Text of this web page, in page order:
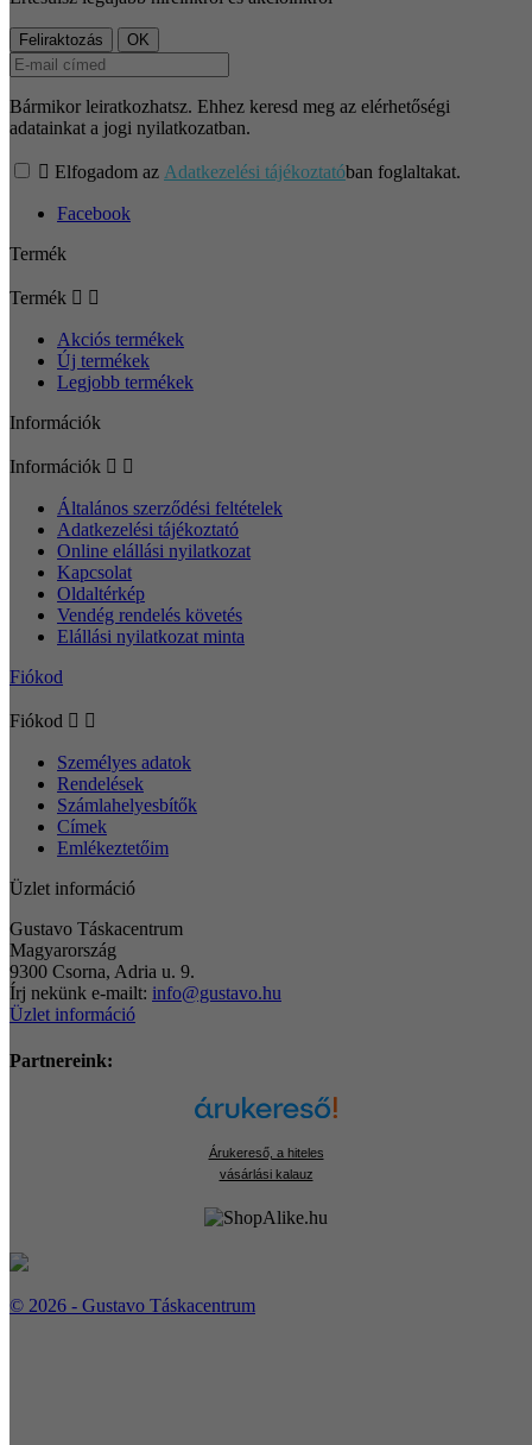
Bármikor leiratkozhatsz. Ehhez keresd meg az elérhetőségi
adatainkat a jogi nyilatkozatban.
 Elfogadom az Adatkezelési tájékoztatóban foglaltakat.
Facebook
Termék
Termék  
Akciós termékek
Új termékek
Legjobb termékek
Információk
Információk  
Általános szerződési feltételek
Adatkezelési tájékoztató
Online elállási nyilatkozat
Kapcsolat
Oldaltérkép
Vendég rendelés követés
Elállási nyilatkozat minta
Fiókod
Fiókod  
Személyes adatok
Rendelések
Számlahelyesbítők
Címek
Emlékeztetőim
Üzlet információ
Gustavo Táskacentrum
Magyarország
9300 Csorna, Adria u. 9.
Írj nekünk e-mailt: info@gustavo.hu
Üzlet információ
Partnereink:
Árukereső, a hiteles
vásárlási kalauz
© 2026 - Gustavo Táskacentrum